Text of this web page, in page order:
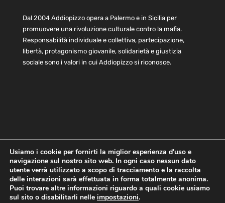
Dal 2004 Addiopizzo opera a Palermo e in Sicilia per
promuovere una rivoluzione culturale contro la mafia.
Responsabilità individuale e collettiva, partecipazione,
libertà, protagonismo giovanile, solidarietà e giustizia
sociale sono i valori in cui Addiopizzo si riconosce.
Home Statuto e bilancio
Contatti
Privacy
Cookie Child Protection Policy
Usiamo i cookie per fornirti la miglior esperienza d'uso e
navigazione sul nostro sito web. In ogni caso nessun dato
utente verrà utilizzato a scopo di tracciamento e la raccolta
delle interazioni sarà effettuata in forma totalmente anonima.
Puoi trovare altre informazioni riguardo a quali cookie usiamo
sul sito o disabilitarli nelle impostazioni.